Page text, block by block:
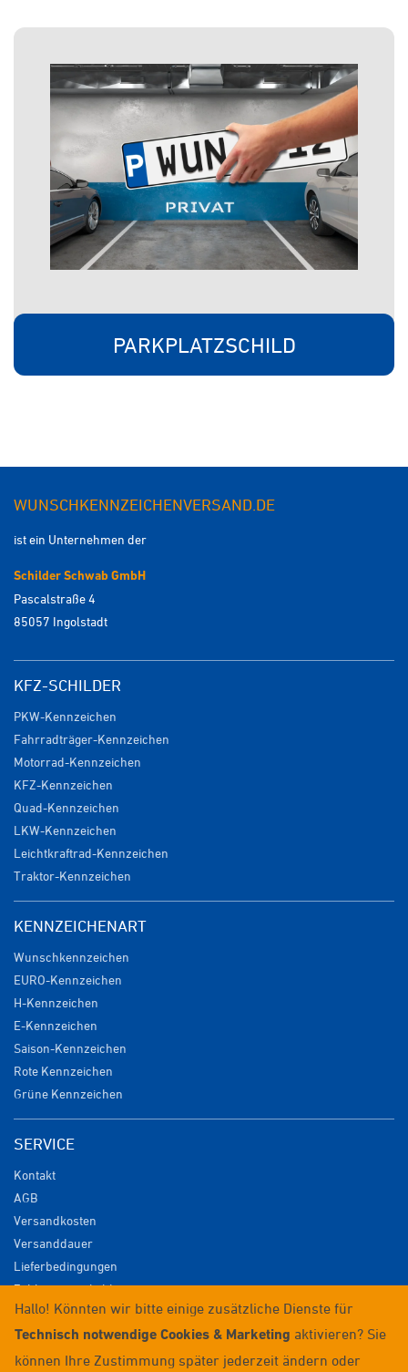
PARKPLATZSCHILD
WUNSCHKENNZEICHENVERSAND.DE
ist ein Unternehmen der
Schilder Schwab GmbH
Pascalstraße 4
85057 Ingolstadt
KFZ-SCHILDER
PKW-Kennzeichen
Fahrradträger-Kennzeichen
Motorrad-Kennzeichen
KFZ-Kennzeichen
Quad-Kennzeichen
LKW-Kennzeichen
Leichtkraftrad-Kennzeichen
Traktor-Kennzeichen
KENNZEICHENART
Wunschkennzeichen
EURO-Kennzeichen
H-Kennzeichen
E-Kennzeichen
Saison-Kennzeichen
Rote Kennzeichen
Grüne Kennzeichen
SERVICE
Kontakt
AGB
Versandkosten
Versanddauer
Lieferbedingungen
Zahlungsmöglichkeiten
Datenschutz
Impressum
Widerrufsrecht
Hallo! Könnten wir bitte einige zusätzliche Dienste für
Technisch notwendige Cookies & Marketing aktivieren? Sie
können Ihre Zustimmung später jederzeit ändern oder